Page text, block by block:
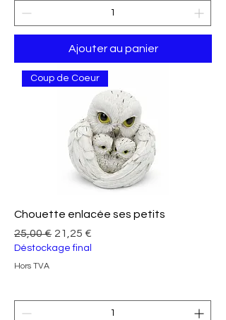
Ajouter au panier
Coup de Coeur
Chouette enlacée ses petits
Prix original
25,00 € Prix promotionnel
21,25 €
Déstockage final
Hors TVA